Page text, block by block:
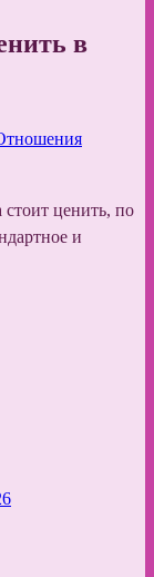
в
ценить, по
и